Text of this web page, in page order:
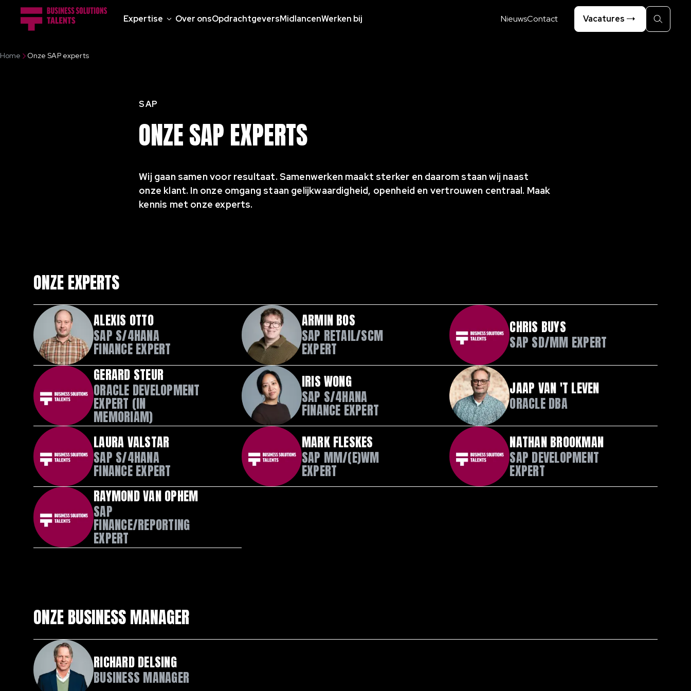
Vacatures
Zoeken
Expertise Over onsOpdrachtgeversMidlancenWerken bij NieuwsContact
Home Onze SAP experts
ONZE SAP EXPERTS
SAP
Wij gaan samen voor resultaat. Samenwerken maakt sterker en daarom staan wij naast
onze klant. In onze omgang staan gelijkwaardigheid, openheid en vertrouwen centraal. Maak
kennis met onze experts.
ONZE EXPERTS
ALEXIS OTTO
SAP S/4HANA
FINANCE EXPERT
ARMIN BOS
SAP RETAIL/SCM
EXPERT
CHRIS BUYS
SAP SD/MM EXPERT
GERARD STEUR
ORACLE DEVELOPMENT
EXPERT (IN
MEMORIAM)
IRIS WONG
SAP S/4HANA
FINANCE EXPERT
JAAP VAN 'T LEVEN
ORACLE DBA
LAURA VALSTAR
SAP S/4HANA
FINANCE EXPERT
MARK FLESKES
SAP MM/(E)WM
EXPERT
NATHAN BROOKMAN
SAP DEVELOPMENT
EXPERT
RAYMOND VAN OPHEM
SAP
FINANCE/REPORTING
EXPERT
ONZE BUSINESS MANAGER
RICHARD DELSING
BUSINESS MANAGER